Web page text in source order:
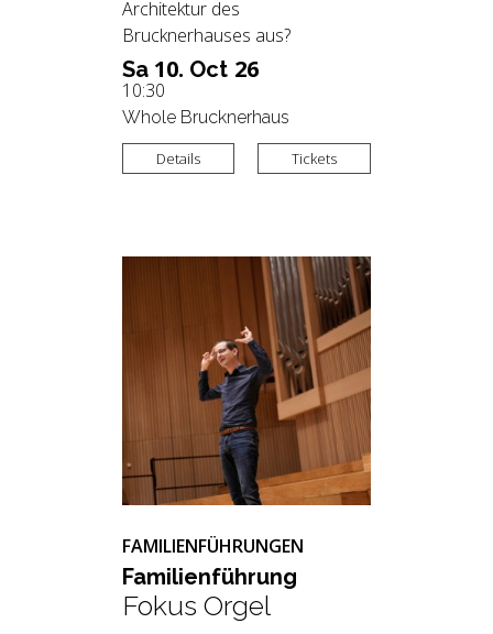
Sa 10. Oct 26
10:30
Whole Brucknerhaus
Architektur des
Brucknerhauses aus?
Details Tickets
FAMILIENFÜHRUNGEN
Fa­mi­li­en­füh­rung
Fokus Orgel